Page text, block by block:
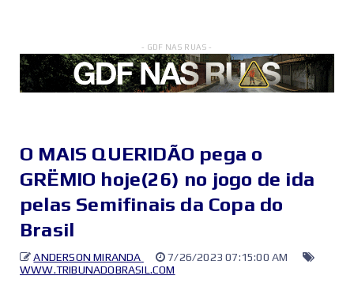
- GDF NAS RUAS -
O MAIS QUERIDÃO pega o
GRËMIO hoje(26) no jogo de ida
pelas Semifinais da Copa do
Brasil
ANDERSON MIRANDA
7/26/2023 07:15:00 AM
WWW.TRIBUNADOBRASIL.COM